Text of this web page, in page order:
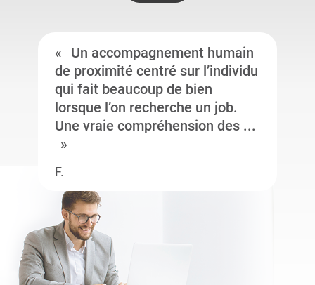
Un accompagnement humain
de proximité centré sur l’individu
qui fait beaucoup de bien
lorsque l’on recherche un job.
Une vraie compréhension des ...
F.